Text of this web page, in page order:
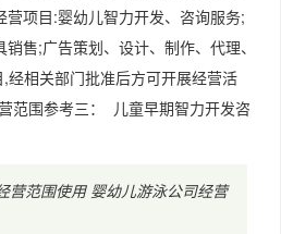
项目:婴幼儿智力开发、咨询服务;
售;广告策划、设计、制作、代理、
经相关部门批准后方可开展经营活
范围参考三： 儿童早期智力开发咨
营范围使用 婴幼儿游泳公司经营